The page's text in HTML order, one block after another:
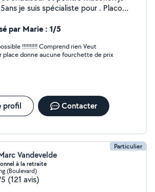
par Marie : 1/5
!!!!!!!!!! Comprend rien Veut
place donne aucune fourchette de prix
profil Contacter
Particulier
Vandevelde
à la retraite
(Boulevard)
(121 avis)